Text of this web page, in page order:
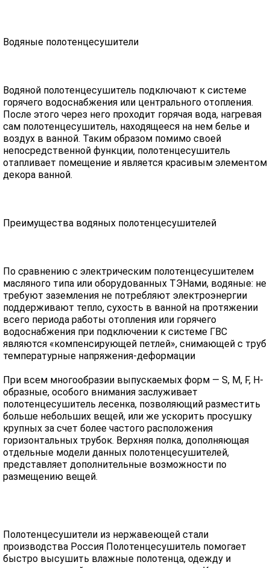
Водяные полотенцесушители
Водяной полотенцесушитель подключают к системе
горячего водоснабжения или центрального отопления.
После этого через него проходит горячая вода, нагревая
сам полотенцесушитель, находящееся на нем белье и
воздух в ванной. Таким образом помимо своей
непосредственной функции, полотенцесушитель
отапливает помещение и является красивым элементом
декора ванной.
Преимущества водяных полотенцесушителей
По сравнению с электрическим полотенцесушителем
масляного типа или оборудованных ТЭНами, водяные: не
требуют заземления не потребляют электроэнергии
поддерживают тепло, сухость в ванной на протяжении
всего периода работы отопления или горячего
водоснабжения при подключении к системе ГВС
являются «компенсирующей петлей», снимающей с труб
температурные напряжения-деформации
При всем многообразии выпускаемых форм — S, M, F, H-
образные, особого внимания заслуживает
полотенцесушитель лесенка, позволяющий разместить
больше небольших вещей, или же ускорить просушку
крупных за счет более частого расположения
горизонтальных трубок. Верхняя полка, дополняющая
отдельные модели данных полотенцесушителей,
представляет дополнительные возможности по
размещению вещей.
Полотенцесушители из нержавеющей стали
производства Россия Полотенцесушитель помогает
быстро высушить влажные полотенца, одежду и